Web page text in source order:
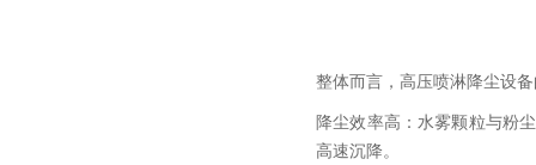
整体而言，高压喷淋降尘设
降尘效率高：水雾颗粒与粉
高速沉降。